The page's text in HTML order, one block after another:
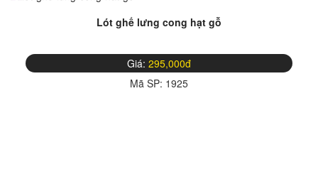
Lót ghế lưng cong hạt gỗ
Giá: 295,000đ
Mã SP: 1925